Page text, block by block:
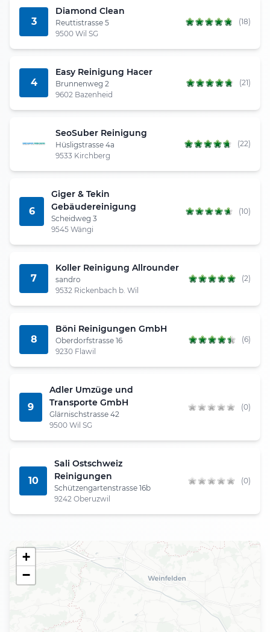
3
Diamond Clean
Reuttistrasse 5
9500 Wil SG
(18)
4
Easy Reinigung Hacer
Brunnenweg 2
9602 Bazenheid
(21)
SeoSuber Reinigung
Hüsligstrasse 4a
9533 Kirchberg
(22)
6
Giger & Tekin
Gebäudereinigung
Scheidweg 3
9545 Wängi
(10)
7
Koller Reinigung Allrounder
sandro
9532 Rickenbach b. Wil
(2)
8
Böni Reinigungen GmbH
Oberdorfstrasse 16
9230 Flawil
(6)
9
Adler Umzüge und
Transporte GmbH
Glärnischstrasse 42
9500 Wil SG
(0)
10
Sali Ostschweiz
Reinigungen
Schützengartenstrasse 16b
9242 Oberuzwil
(0)
+
−